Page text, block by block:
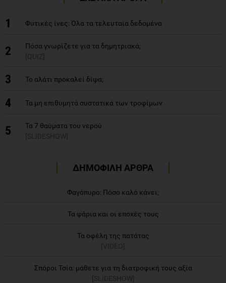
1 Φυτικές ίνες: Όλα τα τελευταία δεδομένα
2
Πόσα γνωρίζετε για τα δημητριακά;
[QUIZ]
3 Το αλάτι προκαλεί δίψα;
4 Τα μη επιθυμητά συστατικά των τροφίμων
5
Τα 7 θαύματα του νερού
[SLIDESHOW]
ΔΗΜΟΦΙΛΗ ΑΡΘΡΑ
Φαγόπυρο: Πόσο καλό κάνει;
Τα ψάρια και οι εποχές τους
Τα οφέλη της πατάτας
[VIDEO]
Σπόροι Τσία: μάθετε για τη διατροφική τους αξία
[SLIDESHOW]